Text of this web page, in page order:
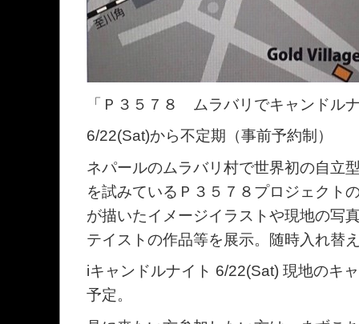
「Ｐ３５７８ ムラバリでキャンドル
6/22(Sat)から不定期（事前予約制）
ネパールのムラバリ村で世界初の自立
を試みているＰ３５７８プロジェクト
が描いたイメージイラストや現地の写
テイストの作品等を展示。随時入れ替
iキャンドルナイト 6/22(Sat) 現地のキ
予定。